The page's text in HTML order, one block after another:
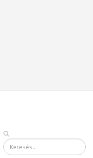
Keresés űrlap